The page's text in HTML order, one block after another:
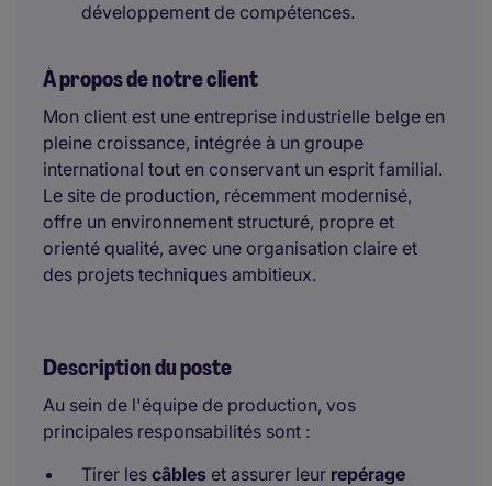
développement de compétences.
À propos de notre client
Mon client est une entreprise industrielle belge en
pleine croissance, intégrée à un groupe
international tout en conservant un esprit familial.
Le site de production, récemment modernisé,
offre un environnement structuré, propre et
orienté qualité, avec une organisation claire et
des projets techniques ambitieux.
Description du poste
Au sein de l'équipe de production, vos
principales responsabilités sont :
Tirer les câbles et assurer leur repérage